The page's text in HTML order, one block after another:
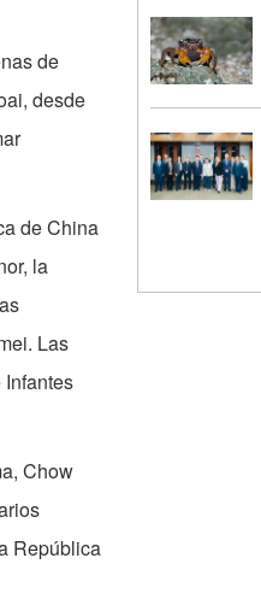
de
desde
de China
la
Las
Chow
República